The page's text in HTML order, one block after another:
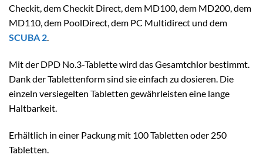
Checkit, dem Checkit Direct, dem MD100, dem MD200, dem
MD110, dem PoolDirect, dem PC Multidirect und dem
SCUBA 2.
Mit der DPD No.3-Tablette wird das Gesamtchlor bestimmt.
Dank der Tablettenform sind sie einfach zu dosieren. Die
einzeln versiegelten Tabletten gewährleisten eine lange
Haltbarkeit.
Erhältlich in einer Packung mit 100 Tabletten oder 250
Tabletten.